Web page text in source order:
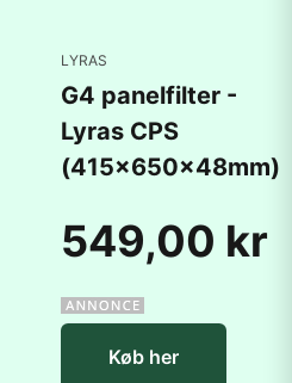
LYRAS
G4 panelfilter -
Lyras CPS
(415x650x48mm)
549,00 kr
Køb her